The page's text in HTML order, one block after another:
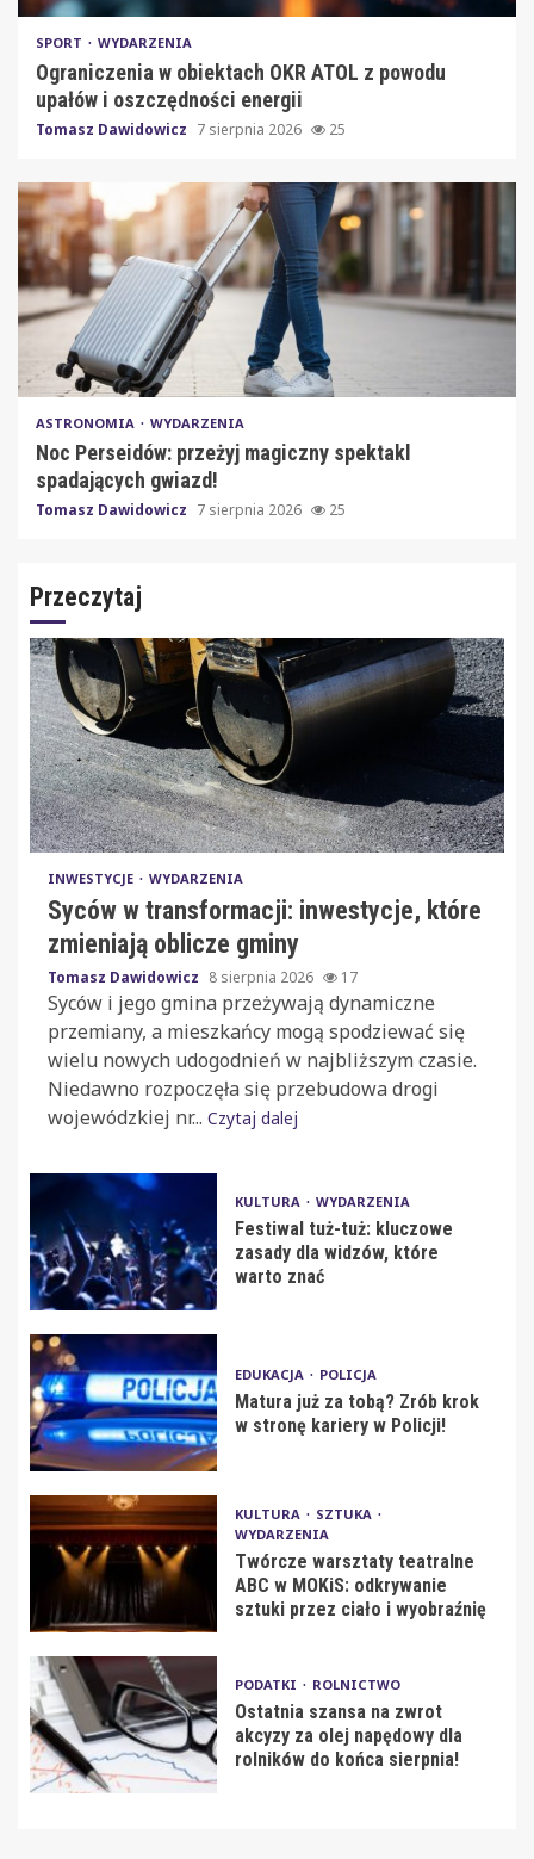
SPORT WYDARZENIA
Ograniczenia w obiektach OKR ATOL z powodu
upałów i oszczędności energii
Tomasz Dawidowicz 7 sierpnia 2026 25
ASTRONOMIA WYDARZENIA
Noc Perseidów: przeżyj magiczny spektakl
spadających gwiazd!
Tomasz Dawidowicz 7 sierpnia 2026 25
Przeczytaj
INWESTYCJE WYDARZENIA
Syców w transformacji: inwestycje, które
zmieniają oblicze gminy
Tomasz Dawidowicz 8 sierpnia 2026 17
Syców i jego gmina przeżywają dynamiczne
przemiany, a mieszkańcy mogą spodziewać się
wielu nowych udogodnień w najbliższym czasie.
Niedawno rozpoczęła się przebudowa drogi
wojewódzkiej nr... Czytaj dalej
KULTURA WYDARZENIA
Festiwal tuż-tuż: kluczowe
zasady dla widzów, które
warto znać
EDUKACJA POLICJA
Matura już za tobą? Zrób krok
w stronę kariery w Policji!
KULTURA
SZTUKA
WYDARZENIA
Twórcze warsztaty teatralne
ABC w MOKiS: odkrywanie
sztuki przez ciało i wyobraźnię
PODATKI ROLNICTWO
Ostatnia szansa na zwrot
akcyzy za olej napędowy dla
rolników do końca sierpnia!